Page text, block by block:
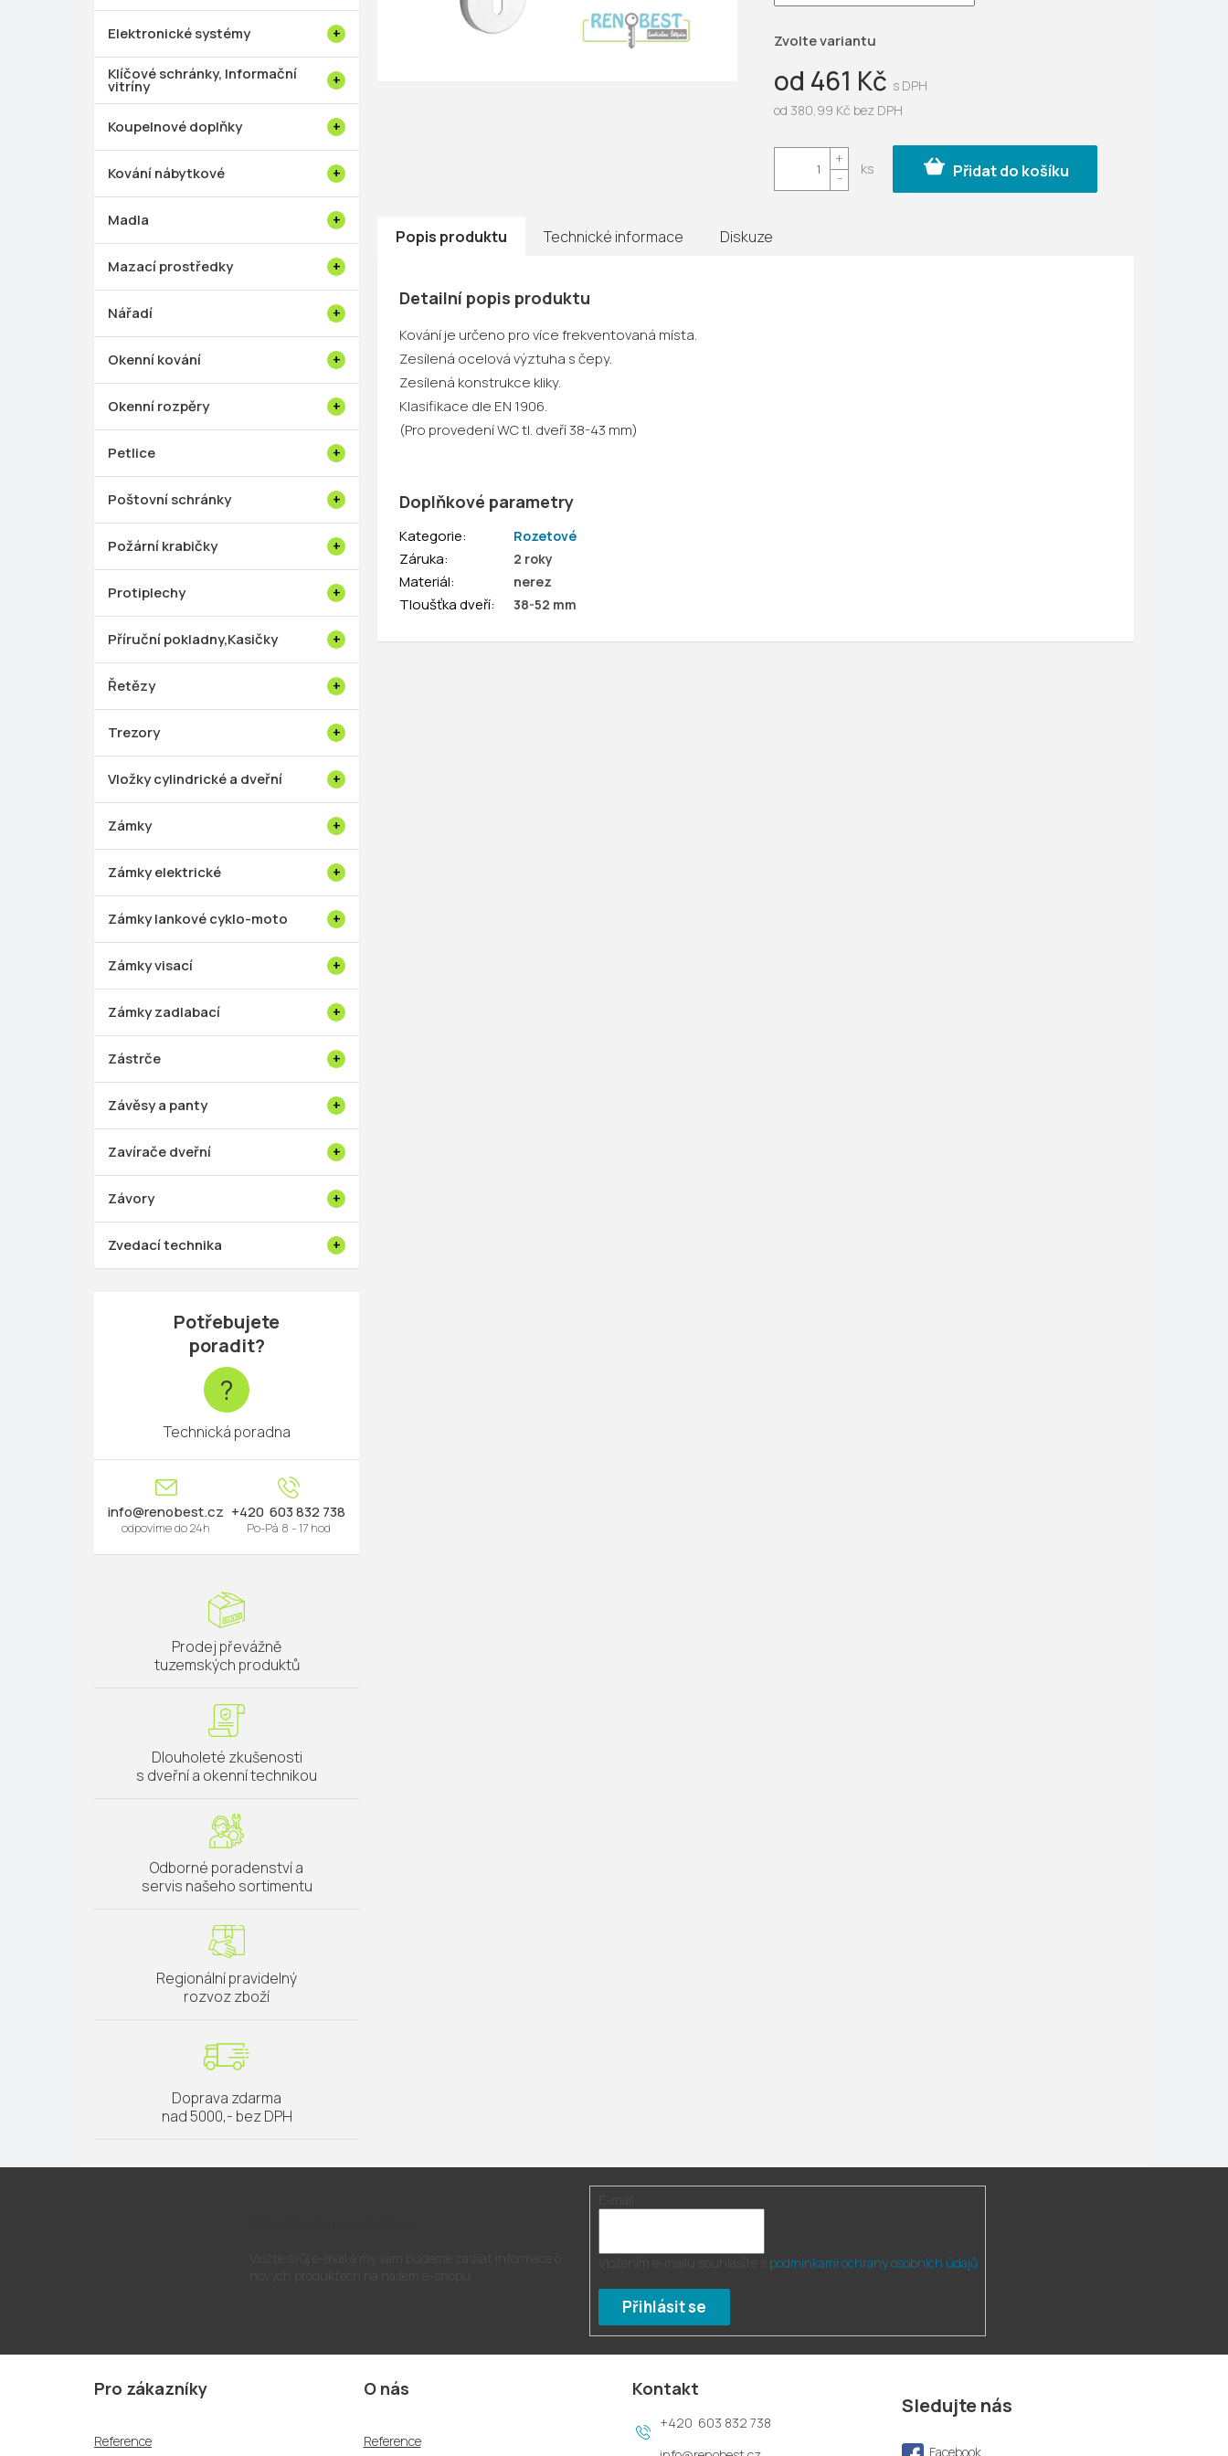
n
l
Elektronické systémy
Klíčové schránky, Informační
vitríny
Koupelnové doplňky
Kování nábytkové
Madla
Mazací prostředky
Nářadí
Okenní kování
Okenní rozpěry
Petlice
Poštovní schránky
Požární krabičky
Protiplechy
Příruční pokladny,Kasičky
Řetězy
Trezory
Vložky cylindrické a dveřní
Zámky
Zámky elektrické
Zámky lankové cyklo-moto
Zámky visací
Zámky zadlabací
Zástrče
Závěsy a panty
Zavírače dveřní
Závory
Zvedací technika
Potřebujete
poradit?
?
Technická poradna
info@renobest.cz 603 832 738
Prodej převážně
tuzemských produktů
Dlouholeté zkušenosti
s dveřní a okenní technikou
Odborné poradenství a
servis našeho sortimentu
Regionální pravidelný
rozvoz zboží
Doprava zdarma
nad 5000,- bez DPH
od 461 Kč
od 380,99 Kč bez DPH
cena:
Zvolte variantu
Přidat do košíku
Popis produktu Technické informace Diskuze
Detailní popis produktu
Kování je určeno pro více frekventovaná místa.
Zesílená ocelová výztuha s čepy.
Zesílená konstrukce kliky.
Klasifikace dle EN 1906.
(Pro provedení WC tl. dveří 38-43 mm)
Doplňkové parametry
Kategorie: Rozetové
Záruka: 2 roky
Materiál: nerez
Tloušťka dveří: 38-52 mm
podmínkami ochrany osobních údajů
Přihlásit se
Z
Pro zákazníky
Reference
O nás
Reference
Kontakt
603 832 738
Sledujte nás
Facebook